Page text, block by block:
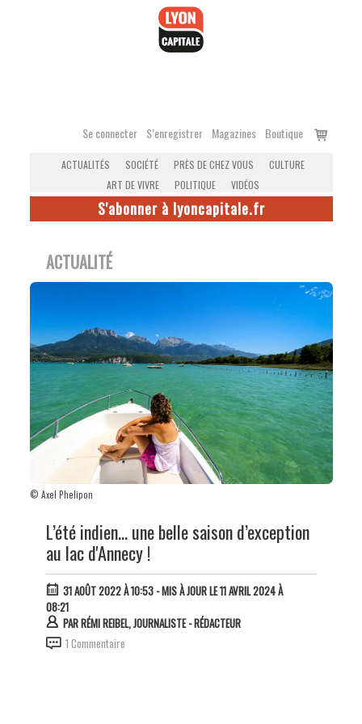
Se connecter S’enregistrer Magazines Boutique
Voir
ACTUALITÉS SOCIÉTÉ PRÈS DE CHEZ VOUS
CULTURE
ART DE VIVRE
POLITIQUE VIDÉOS
S'abonner à lyoncapitale.fr
ACTUALITÉ
© Axel Phelipon
L’été indien… une belle saison d’exception
au lac d'Annecy !
31 AOÛT 2022 À 10:53- MIS À JOUR LE 11 AVRIL 2024 À
08:21
PARRÉMI REIBEL, JOURNALISTE - RÉDACTEUR
1 Commentaire